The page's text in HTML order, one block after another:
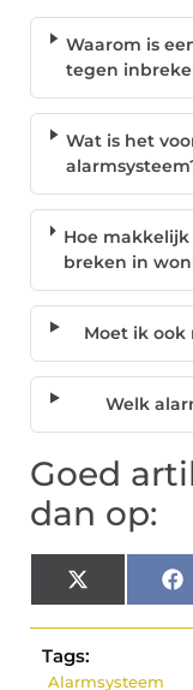
Waarom is
tegen
Wat is het
Hoe
breken in
Moet ik ook
Welk
Goed
dan op:
X
(Twitter)
Tags:
Alarmsysteem